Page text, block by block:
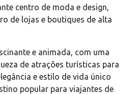
centro de moda e design,
de lojas e boutiques de alta
e animada, com uma
de atrações turísticas para
e estilo de vida único
popular para viajantes de